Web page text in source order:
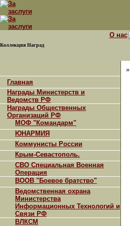
Коллекция Наград
О нас
Главная
Награды Министерств и
Ведомств РФ
Награды Общественных
Организаций РФ
МОФ "Командарм"
ЮНАРМИЯ
Коммунисты России
Крым-Севастополь.
СВО Специальная Военная
Операция
ВООВ "Боевое братство"
Ведомственная охрана
Министерства
Информационных Технологий и
Связи РФ
ВЛКСМ
»